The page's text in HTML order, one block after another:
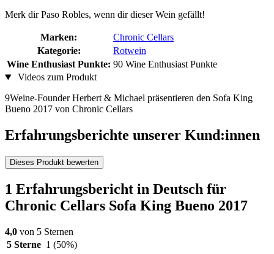
Merk dir Paso Robles, wenn dir dieser Wein gefällt!
Marken:
Chronic Cellars
Kategorie:
Rotwein
Wine Enthusiast Punkte: 90 Wine Enthusiast Punkte
Videos zum Produkt
9Weine-Founder Herbert & Michael präsentieren den Sofa King
Bueno 2017 von Chronic Cellars
Erfahrungsberichte unserer Kund:innen
Dieses Produkt bewerten
1 Erfahrungsbericht in Deutsch für
Chronic Cellars Sofa King Bueno 2017
4,0 von 5 Sternen
5 Sterne 1 (50%)